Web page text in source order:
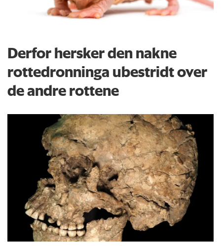
Derfor hersker den nakne
rottedronninga ubestridt over
de andre rottene